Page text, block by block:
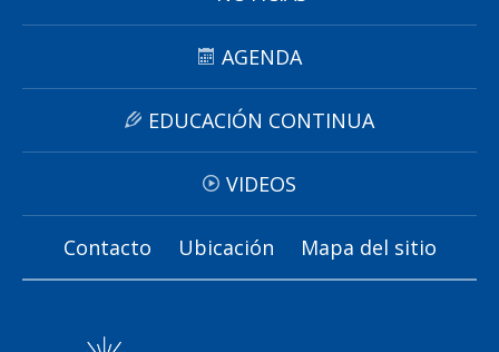
AGENDA
EDUCACIÓN CONTINUA
VIDEOS
Contacto Ubicación Mapa del sitio